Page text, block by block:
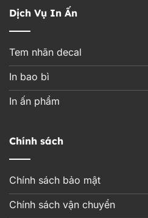
Dịch Vụ In Ấn
Tem nhãn decal
In bao bì
In ấn phẩm
Chính sách
Chính sách bảo mật
Chính sách vận chuyển